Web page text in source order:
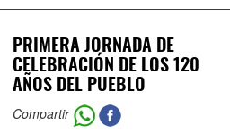
PRIMERA JORNADA DE
CELEBRACIÓN DE LOS 120
AÑOS DEL PUEBLO
Compartir